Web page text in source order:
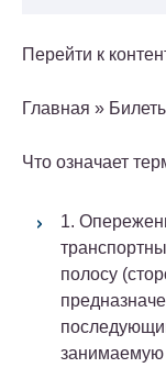
Перейти к
Главная »
Что означает
1.
полосу
занимаемую